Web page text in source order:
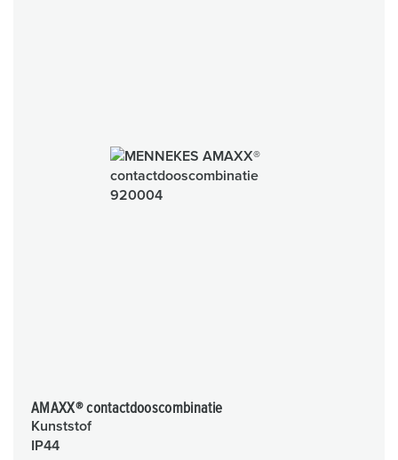
AMAXX® contactdooscombinatie
Kunststof
IP44